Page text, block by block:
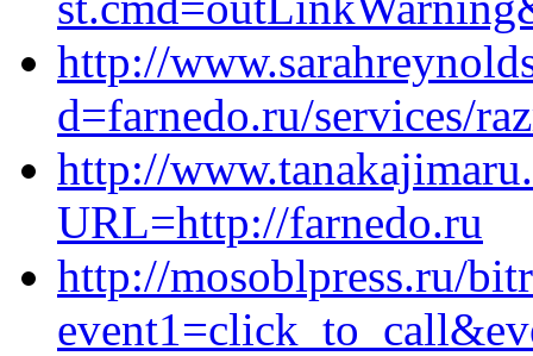
http://
d=farnedo.ru/services/
http://
URL=http://farnedo.ru
http://mosoblpress.ru/